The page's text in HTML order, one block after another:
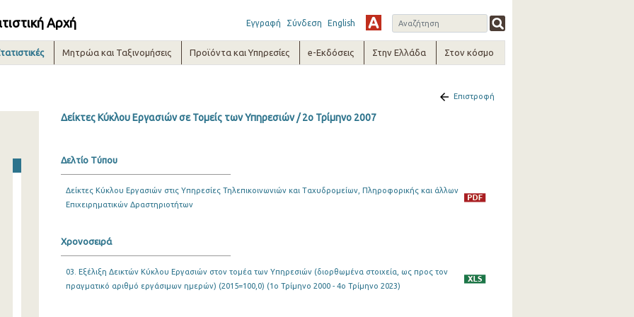
Αρχή Εγγραφή Σύνδεση English
Μητρώα και Ταξινομήσεις Προϊόντα και Υπηρεσίες e-Εκδόσεις Στην Ελλάδα Στον κόσμο
Επιστροφή
Δείκτες Κύκλου Εργασιών σε Τομείς των Υπηρεσιών / 2o Τρίμηνο 2007
Δελτίο Τύπου
Δείκτες Κύκλου Εργασιών στις Υπηρεσίες Τηλεπικοινωνιών και Ταχυδρομείων, Πληροφορικής και άλλων
Επιχειρηματικών Δραστηριοτήτων
Χρονοσειρά
03. Εξέλιξη Δεικτών Κύκλου Εργασιών στον τομέα των Υπηρεσιών (διορθωμένα στοιχεία, ως προς τον
πραγματικό αριθμό εργάσιμων ημερών) (2015=100,0) (1o Τρίμηνο 2000 - 4o Τρίμηνο 2023)